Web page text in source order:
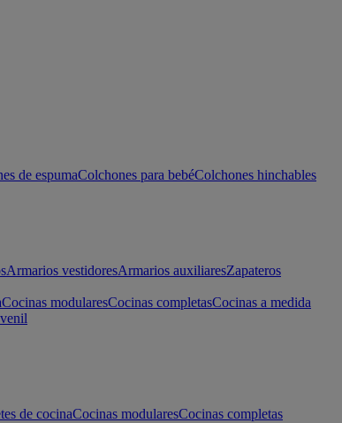
de espumaColchones para bebéColchones hinchables
Armarios vestidoresArmarios auxiliaresZapateros
Cocinas modularesCocinas completasCocinas a medida
de cocinaCocinas modularesCocinas completas